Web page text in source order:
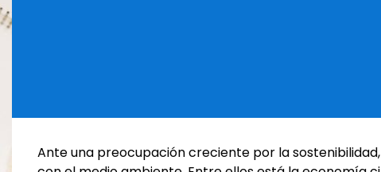
Ante una preocupación creciente por la